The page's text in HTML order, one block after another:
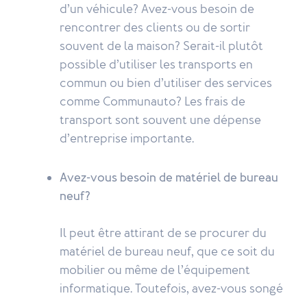
d’un véhicule? Avez-vous besoin de
rencontrer des clients ou de sortir
souvent de la maison? Serait-il plutôt
possible d’utiliser les transports en
commun ou bien d’utiliser des services
comme Communauto? Les frais de
transport sont souvent une dépense
d’entreprise importante.
Avez-vous besoin de matériel de bureau
neuf?
Il peut être attirant de se procurer du
matériel de bureau neuf, que ce soit du
mobilier ou même de l’équipement
informatique. Toutefois, avez-vous songé